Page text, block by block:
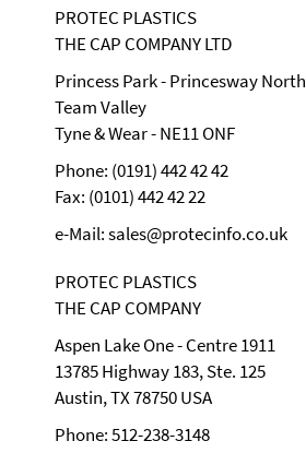
PROTEC PLASTICS
THE CAP COMPANY LTD
Princess Park - Princesway North
Team Valley
Tyne & Wear - NE11 ONF
Phone: (0191) 442 42 42
Fax: (0101) 442 42 22
e-Mail: sales@protecinfo.co.uk
PROTEC PLASTICS
THE CAP COMPANY
Aspen Lake One - Centre 1911
13785 Highway 183, Ste. 125
Austin, TX 78750 USA
Phone: 512-238-3148